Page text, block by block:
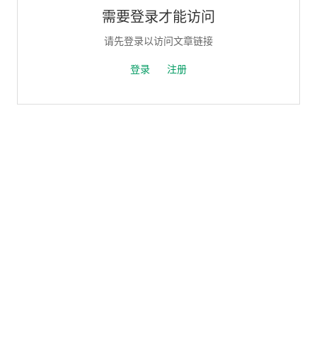
需要登录才能访问
请先登录以访问文章链接
登录 注册